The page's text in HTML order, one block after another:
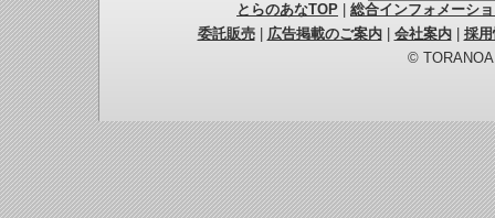
とらのあなTOP
総合インフォメーシ
委託販売| 広告掲載のご案内| 会社案内| 採
©